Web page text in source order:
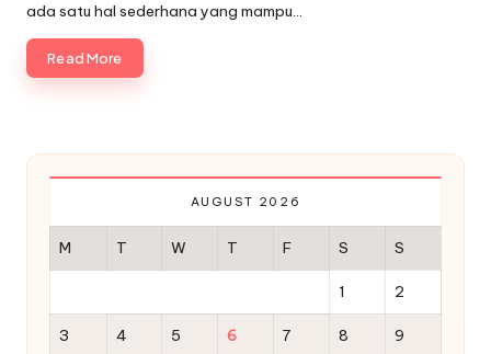
ada satu hal sederhana yang mampu…
Read More
AUGUST 2026
M T W T F S S
1 2
3 4 5 6 7 8 9